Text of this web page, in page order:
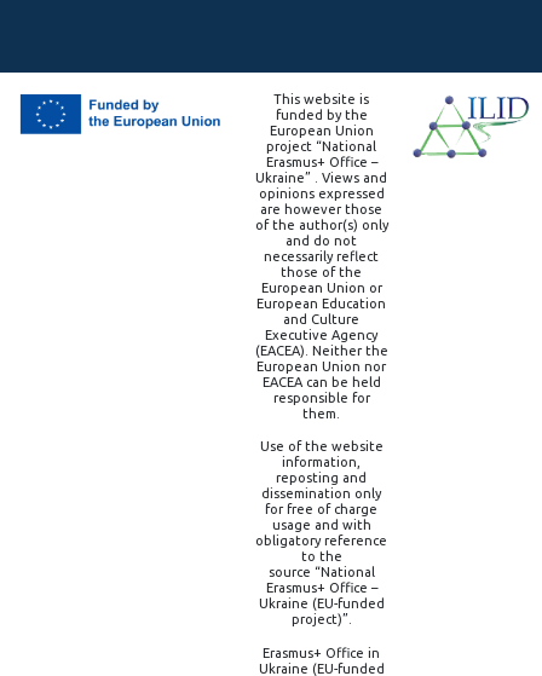
This website is
funded by the
European Union
project “National
Erasmus+ Office –
Ukraine” . Views and
opinions expressed
are however those
of the author(s) only
and do not
necessarily reflect
those of the
European Union or
European Education
and Culture
Executive Agency
(EACEA). Neither the
European Union nor
EACEA can be held
responsible for
them.
Use of the website
information,
reposting and
dissemination only
for free of charge
usage and with
obligatory reference
to the
source “National
Erasmus+ Office –
Ukraine (EU-funded
project)”.
Erasmus+ Office in
Ukraine (EU-funded